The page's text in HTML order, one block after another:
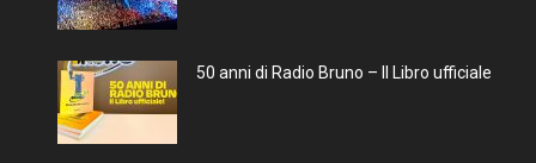
50 anni di Radio Bruno – Il Libro ufficiale